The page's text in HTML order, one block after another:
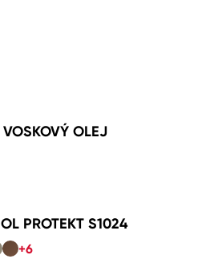
OLEJ
PROTEKT S1024
+6